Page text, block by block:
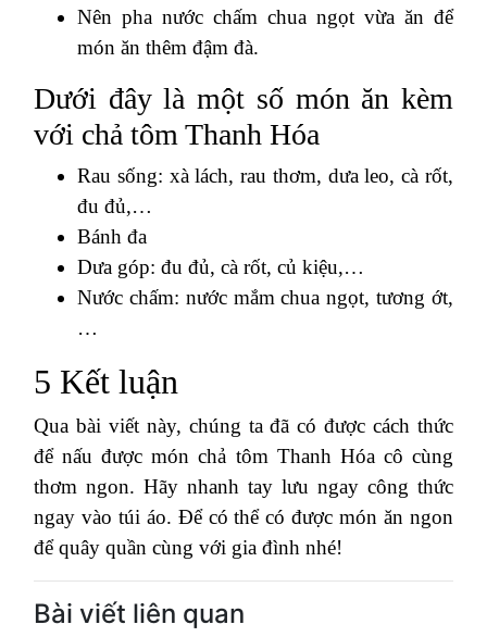
Nên pha nước chấm chua ngọt vừa ăn để
món ăn thêm đậm đà.
Dưới đây là một số món ăn kèm
với chả tôm Thanh Hóa
Rau sống: xà lách, rau thơm, dưa leo, cà rốt,
đu đủ,…
Bánh đa
Dưa góp: đu đủ, cà rốt, củ kiệu,…
Nước chấm: nước mắm chua ngọt, tương ớt,
…
5 Kết luận
Qua bài viết này, chúng ta đã có được cách thức
để nấu được món chả tôm Thanh Hóa cô cùng
thơm ngon. Hãy nhanh tay lưu ngay công thức
ngay vào túi áo. Để có thể có được món ăn ngon
để quây quần cùng với gia đình nhé!
Bài viết liên quan